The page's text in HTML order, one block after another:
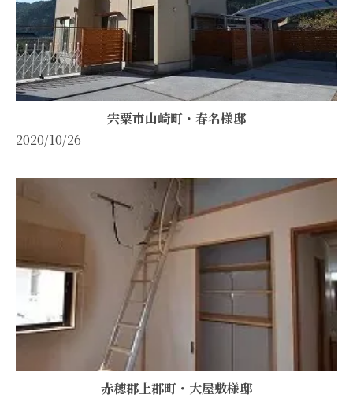
宍粟市山崎町・春名様邸
2020/10/26
赤穂郡上郡町・大屋敷様邸